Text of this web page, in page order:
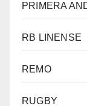
PRIMERA
RB LINENSE
REMO
RUGBY